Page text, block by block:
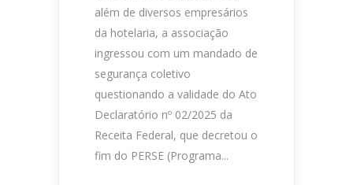
além de diversos empresários
da hotelaria, a associação
ingressou com um mandado de
segurança coletivo
questionando a validade do Ato
Declaratório nº 02/2025 da
Receita Federal, que decretou o
fim do PERSE (Programa...